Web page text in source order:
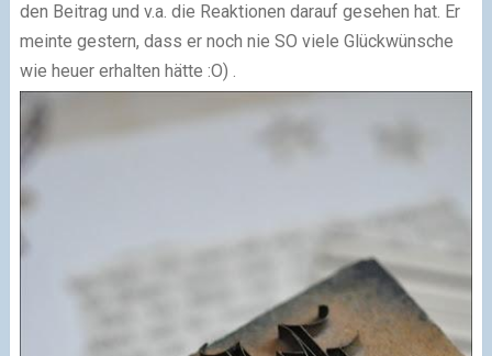
den Beitrag und v.a. die Reaktionen darauf gesehen hat. Er
meinte gestern, dass er noch nie SO viele Glückwünsche
wie heuer erhalten hätte :O) .